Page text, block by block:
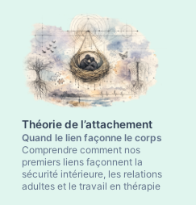
Théorie de l’attachement
Quand le lien façonne le corps
Comprendre comment nos
premiers liens façonnent la
sécurité intérieure, les relations
adultes et le travail en thérapie